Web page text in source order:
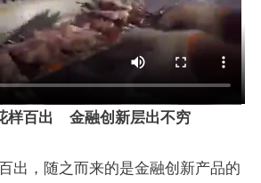
样百出 金融创新层出不穷
出，随之而来的是金融创新产品的